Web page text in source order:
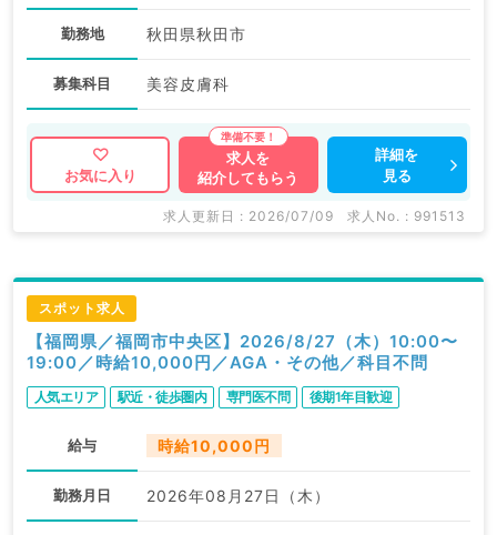
勤務地 秋田県秋田市
募集科目 美容皮膚科
お気に入り
求人を
紹介してもらう
詳細を
見る
求人更新日 : 2026/07/09 求人No. : 991513
スポット求人
【福岡県／福岡市中央区】2026/8/27（木）10:00〜
19:00／時給10,000円／AGA・その他／科目不問
人気エリア 駅近・徒歩圏内 専門医不問 後期1年目歓迎
給与 時給10,000円
勤務月日 2026年08月27日（木）